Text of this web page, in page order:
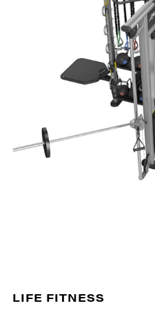
LIFE FITNESS